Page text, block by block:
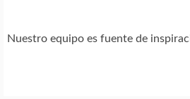
Nuestro equipo es fuente de